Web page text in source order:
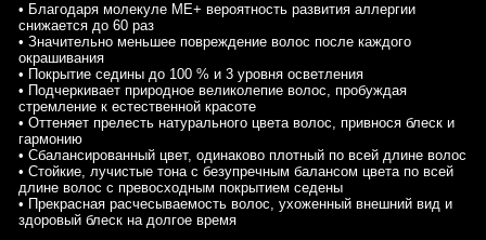
• Благодаря молекуле ME+ вероятность развития аллергии
снижается до 60 раз
• Значительно меньшее повреждение волос после каждого
окрашивания
• Покрытие седины до 100 % и 3 уровня осветления
• Подчеркивает природное великолепие волос, пробуждая
стремление к естественной красоте
• Оттеняет прелесть натурального цвета волос, привнося блеск и
гармонию
• Сбалансированный цвет, одинаково плотный по всей длине волос
• Стойкие, лучистые тона с безупречным балансом цвета по всей
длине волос с превосходным покрытием седены
• Прекрасная расчесываемость волос, ухоженный внешний вид и
здоровый блеск на долгое время